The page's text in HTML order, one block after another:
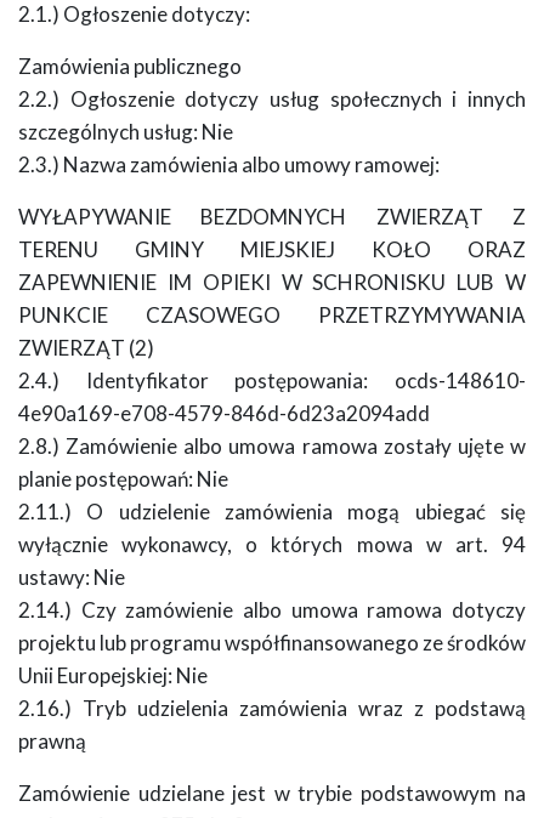
2.1.) Ogłoszenie dotyczy:
Zamówienia publicznego
2.2.) Ogłoszenie dotyczy usług społecznych i innych
szczególnych usług: Nie
2.3.) Nazwa zamówienia albo umowy ramowej:
WYŁAPYWANIE BEZDOMNYCH ZWIERZĄT Z
TERENU GMINY MIEJSKIEJ KOŁO ORAZ
ZAPEWNIENIE IM OPIEKI W SCHRONISKU LUB W
PUNKCIE CZASOWEGO PRZETRZYMYWANIA
ZWIERZĄT (2)
2.4.) Identyfikator postępowania: ocds-148610-
4e90a169-e708-4579-846d-6d23a2094add
2.8.) Zamówienie albo umowa ramowa zostały ujęte w
planie postępowań: Nie
2.11.) O udzielenie zamówienia mogą ubiegać się
wyłącznie wykonawcy, o których mowa w art. 94
ustawy: Nie
2.14.) Czy zamówienie albo umowa ramowa dotyczy
projektu lub programu współfinansowanego ze środków
Unii Europejskiej: Nie
2.16.) Tryb udzielenia zamówienia wraz z podstawą
prawną
Zamówienie udzielane jest w trybie podstawowym na